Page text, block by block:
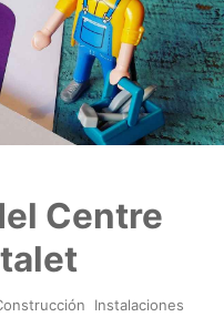
Centre
Instalaciones